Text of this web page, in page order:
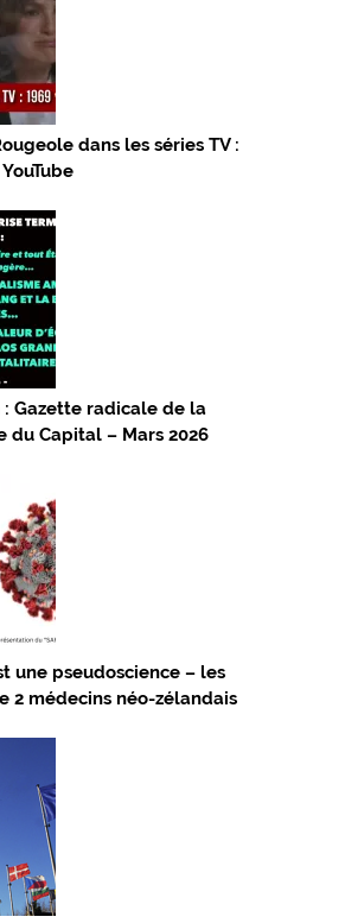
dans les séries TV :
: Gazette radicale de la
du Capital – Mars 2026
une pseudoscience – les
2 médecins néo-zélandais